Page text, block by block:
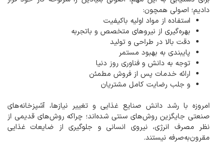
دادیم؛ اصولی همچون:
استفاده از مواد اولیه باکیفیت
بهره‌گیری از نیروهای متخصص و باتجربه
دقت بالا در طراحی و تولید
پایبندی به بهبود مستمر
توجه به دانش و فناوری روز دنیا
ارائه خدمات پس از فروش مطمئن
و جلب رضایت کامل مشتریان
امروزه با رشد دانش صنایع غذایی و تغییر نیازها، آشپزخانه‌های
صنعتی جایگزین روش‌های سنتی شده‌اند؛ چراکه روش‌های قدیمی از
نظر مصرف انرژی، نیروی انسانی و جلوگیری از ضایعات غذایی
مقرون‌به‌صرفه نیستند.